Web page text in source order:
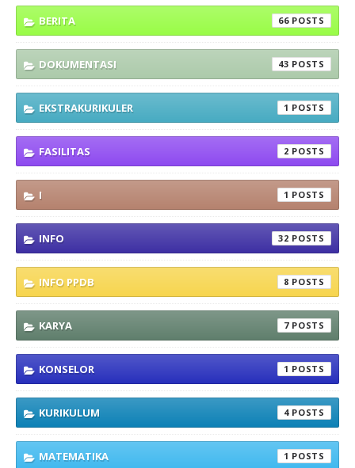
BERITA 66
DOKUMENTASI 43
EKSTRAKURIKULER 1
FASILITAS 2
I 1
INFO 32
INFO PPDB 8
KARYA 7
KONSELOR 1
KURIKULUM 4
MATEMATIKA 1